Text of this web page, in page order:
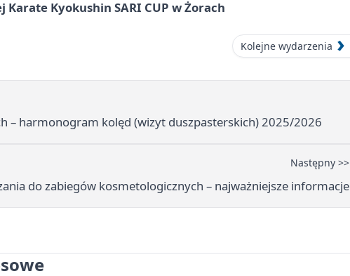
Kyokushin SARI CUP w Żorach
Kolejne wydarzenia
– harmonogram kolęd (wizyt duszpasterskich) 2025/2026
Następny >>
do zabiegów kosmetologicznych – najważniejsze informacje